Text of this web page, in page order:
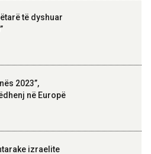
të dyshuar
2023”,
në Europë
izraelite